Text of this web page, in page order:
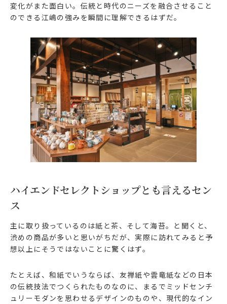
変化がまた面白い。伝統と時代のニーズを融合させること
のできる江嶋の強みを瞬間に理解できるはずだ。
ハイエンドセレクトショップとも言えるセン
ス
主に取り扱っているのは紙と茶、そして海苔。と聞くと、
渋めの商品が多いと思いがちだが、実際に訪れてみると予
想以上にそうではないことに驚くはず。
たとえば、和紙でいうならば、友禅紙や雲竜紙などの日本
の伝統技法でつくられたものなのに、まるでミッドセンチ
ュリーモダンを思わせるデザインのものや、現代的なイン